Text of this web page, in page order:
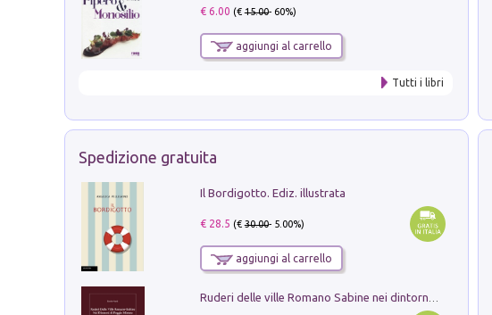
€ 6.00 (€15.00- 60%)
aggiungi al carrello
Tutti i libri
Spedizione gratuita
Il Bordigotto. Ediz. illustrata
€ 28.5 (€30.00- 5.00%)
aggiungi al carrello